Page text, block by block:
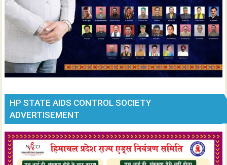
HP STATE AIDS CONTROL SOCIETY
ADVERTISEMENT